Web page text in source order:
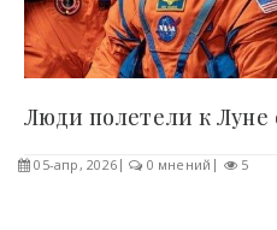
05-апр, 2026 0 мнений 5